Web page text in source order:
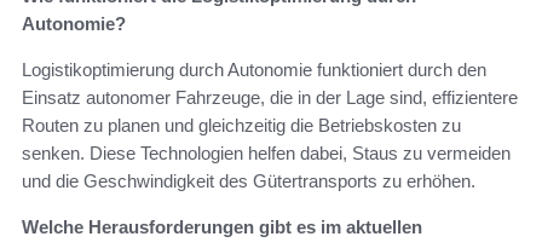
Autonomie?
Logistikoptimierung durch Autonomie funktioniert durch den
Einsatz autonomer Fahrzeuge, die in der Lage sind, effizientere
Routen zu planen und gleichzeitig die Betriebskosten zu
senken. Diese Technologien helfen dabei, Staus zu vermeiden
und die Geschwindigkeit des Gütertransports zu erhöhen.
Welche Herausforderungen gibt es im aktuellen